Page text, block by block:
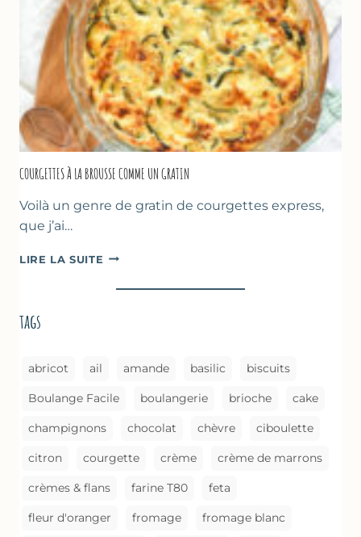
CHICHE
–
CUISSON
AU
FOUR
COURGETTES À LA BROUSSE COMME UN GRATIN
Voilà un genre de gratin de courgettes express,
que j’ai…
LIRE LA SUITE COURGETTES
LA
tags
abricot ail amande basilic biscuits
Boulange Facile boulangerie brioche cake
champignons chocolat chèvre ciboulette
citron courgette crème crème de marrons
crèmes & flans farine T80 feta
fleur d'oranger fromage fromage blanc